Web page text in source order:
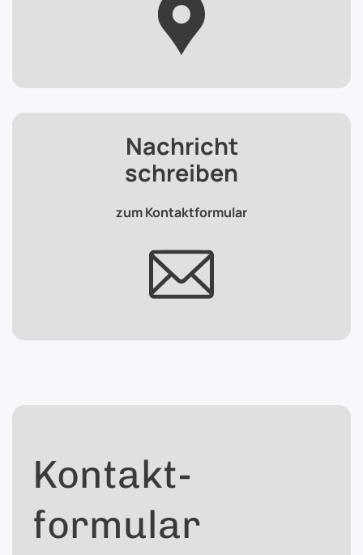
Nachricht
schreiben
zum Kontaktformular
Kontakt­
formular